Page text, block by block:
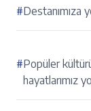
#Destanımıza
#Popüler
hayatlarımız